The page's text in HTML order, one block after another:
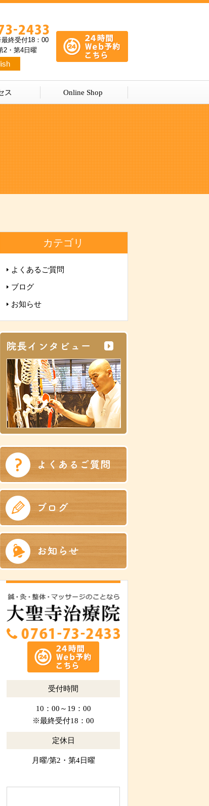
終受付18：00
2・第4日曜
ス Online Shop
カテゴリ
よくあるご質問
ブログ
お知らせ
受付時間
10：00～19：00
※最終受付18：00
定休日
月曜/第2・第4日曜